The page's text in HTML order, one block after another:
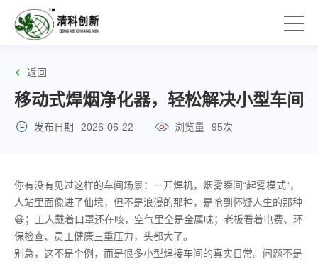
返回
移动式焊烟净化器，轻松解决小型车间
发布日期 2026-06-22 浏览量 95次
你有没有见过这样的车间场景：一开焊机，烟雾瞬间“起雾模式”，
人站里面像进了仙境，但不是浪漫的那种，是呛到怀疑人生的那种
😷；工人戴着口罩还在咳，空气里全是金属味；老板看着电费、环
保检查、员工健康三重压力，头都大了。
别急，这不是个例，而是很多小型焊接车间的真实日常。问题不是